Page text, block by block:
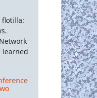
flotilla:
learned